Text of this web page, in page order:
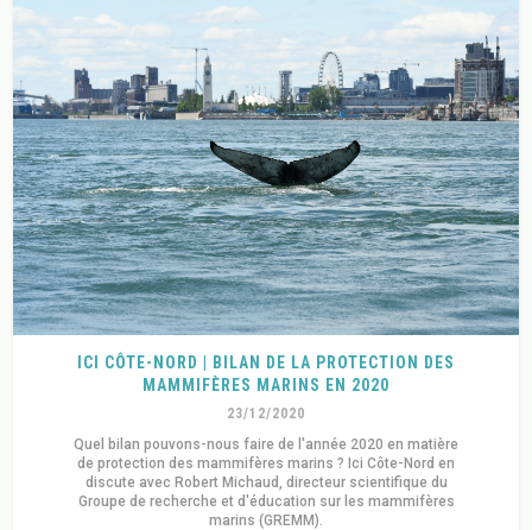
ICI CÔTE-NORD | BILAN DE LA PROTECTION DES
MAMMIFÈRES MARINS EN 2020
23/12/2020
Quel bilan pouvons-nous faire de l'année 2020 en matière
de protection des mammifères marins ? Ici Côte-Nord en
discute avec Robert Michaud, directeur scientifique du
Groupe de recherche et d'éducation sur les mammifères
marins (GREMM).